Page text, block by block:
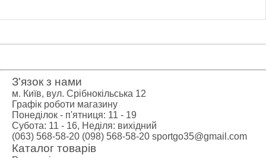
З'язок з нами
м. Київ, вул. Срібнокільська 12
Графік роботи магазину
Понеділок - п'ятниця: 11 - 19
Субота: 11 - 16, Неділя: вихідний
(063) 568-58-20 (098) 568-58-20 sportgo35@gmail.com
Каталог товарів